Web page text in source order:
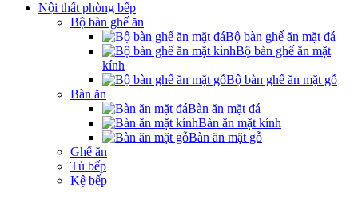
Nội thất phòng bếp
Bộ bàn ghế ăn
Bộ bàn ghế ăn mặt đá
Bộ bàn ghế ăn mặt
kính
Bộ bàn ghế ăn mặt gỗ
Bàn ăn
Bàn ăn mặt đá
Bàn ăn mặt kính
Bàn ăn mặt gỗ
Ghế ăn
Tủ bếp
Kệ bếp